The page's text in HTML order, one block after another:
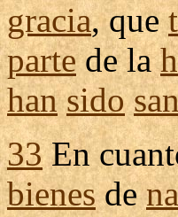
gracia, que
partede la
han sido
33En
bienesde